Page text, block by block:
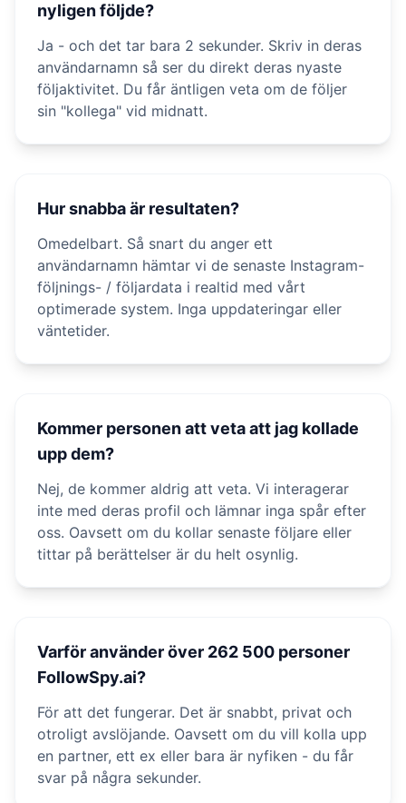
nyligen följde?
Ja - och det tar bara 2 sekunder. Skriv in deras
användarnamn så ser du direkt deras nyaste
följaktivitet. Du får äntligen veta om de följer
sin "kollega" vid midnatt.
Hur snabba är resultaten?
Omedelbart. Så snart du anger ett
användarnamn hämtar vi de senaste Instagram-
följnings- / följardata i realtid med vårt
optimerade system. Inga uppdateringar eller
väntetider.
Kommer personen att veta att jag kollade
upp dem?
Nej, de kommer aldrig att veta. Vi interagerar
inte med deras profil och lämnar inga spår efter
oss. Oavsett om du kollar senaste följare eller
tittar på berättelser är du helt osynlig.
Varför använder över 262 500 personer
FollowSpy.ai?
För att det fungerar. Det är snabbt, privat och
otroligt avslöjande. Oavsett om du vill kolla upp
en partner, ett ex eller bara är nyfiken - du får
svar på några sekunder.